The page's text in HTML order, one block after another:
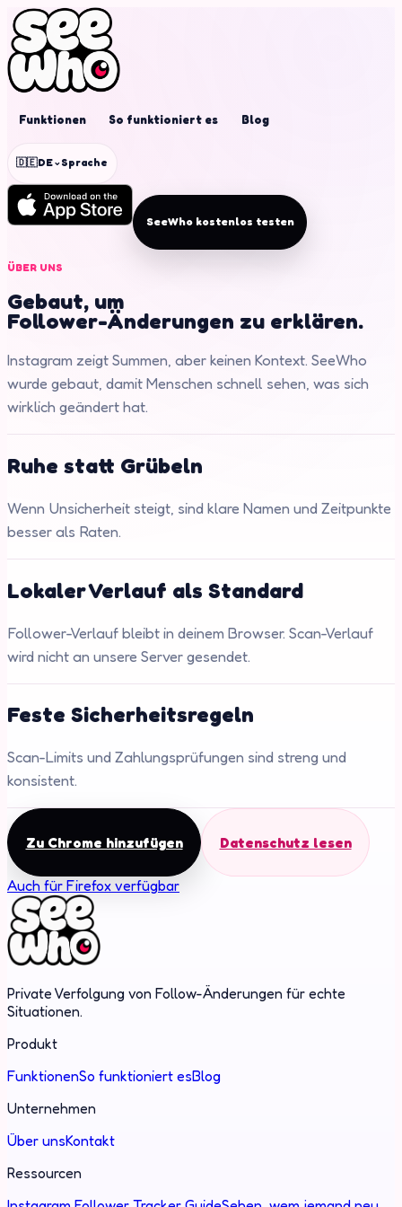
Funktionen So funktioniert es Blog
🇩🇪DE⌄Sprache
SeeWho kostenlos testen
ÜBER UNS
Gebaut, um
Follower-Änderungen zu erklären.
Instagram zeigt Summen, aber keinen Kontext. SeeWho
wurde gebaut, damit Menschen schnell sehen, was sich
wirklich geändert hat.
Ruhe statt Grübeln
Wenn Unsicherheit steigt, sind klare Namen und Zeitpunkte
besser als Raten.
Lokaler Verlauf als Standard
Follower-Verlauf bleibt in deinem Browser. Scan-Verlauf
wird nicht an unsere Server gesendet.
Feste Sicherheitsregeln
Scan-Limits und Zahlungsprüfungen sind streng und
konsistent.
Zu Chrome hinzufügen Datenschutz lesen
Auch für Firefox verfügbar
Private Verfolgung von Follow-Änderungen für echte
Situationen.
Produkt
FunktionenSo funktioniert esBlog
Unternehmen
Über unsKontakt
Ressourcen